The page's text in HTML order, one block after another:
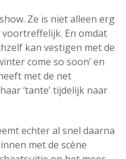
Ze is niet alleen erg
En omdat
kan vestigen met de
come so soon’ en
met de net
‘tante’ tijdelijk naar
echter al snel daarna
met de scène